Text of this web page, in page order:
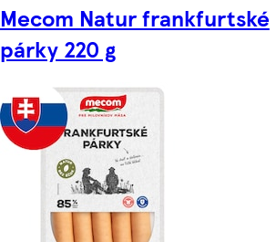
Mecom Natur frankfurtské
párky 220 g